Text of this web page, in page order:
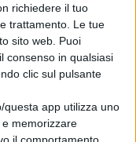
richiedere il tuo
trattamento. Le tue
sito web. Puoi
consenso in qualsiasi
clic sul pulsante
questa app utilizza uno
memorizzare
il comportamento
regnano nel
certo è che
serio e
A dominare la
restano, quindi,